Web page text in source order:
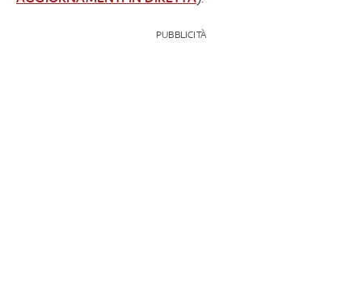
PUBBLICITÀ